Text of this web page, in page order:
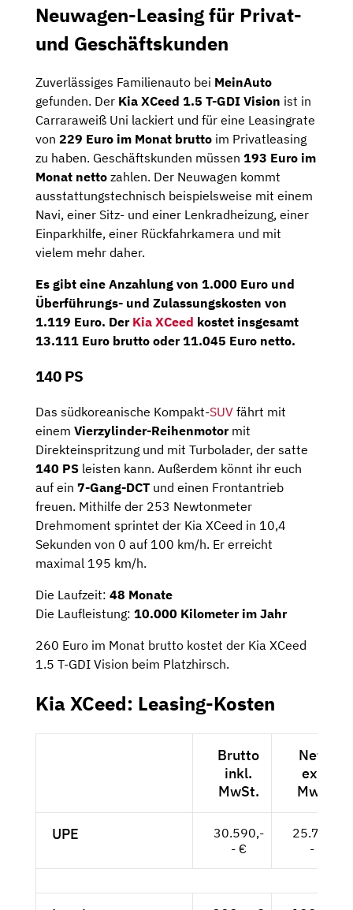
Neuwagen-Leasing für Privat-
und Geschäftskunden
Zuverlässiges Familienauto bei MeinAuto
gefunden. Der Kia XCeed 1.5 T-GDI Vision ist in
Carraraweiß Uni lackiert und für eine Leasingrate
von 229 Euro im Monat brutto im Privatleasing
zu haben. Geschäftskunden müssen 193 Euro im
Monat netto zahlen. Der Neuwagen kommt
ausstattungstechnisch beispielsweise mit einem
Navi, einer Sitz- und einer Lenkradheizung, einer
Einparkhilfe, einer Rückfahrkamera und mit
vielem mehr daher.
Es gibt eine Anzahlung von 1.000 Euro und
Überführungs- und Zulassungskosten von
1.119 Euro. Der Kia XCeed kostet insgesamt
13.111 Euro brutto oder11.045 Euro netto.
140 PS
Das südkoreanische Kompakt-SUV fährt mit
einem Vierzylinder-Reihenmotormit
Direkteinspritzung und mit Turbolader, der satte
140 PS leisten kann. Außerdem könnt ihr euch
auf ein 7-Gang-DCT und einen Frontantrieb
freuen. Mithilfe der 253 Newtonmeter
Drehmoment sprintet der Kia XCeed in 10,4
Sekunden von 0 auf 100 km/h. Er erreicht
maximal 195 km/h.
Die Laufzeit: 48 Monate
Die Laufleistung: 10.000 Kilometer im Jahr
260 Euro im Monat brutto kostet der Kia XCeed
1.5 T-GDI Vision beim Platzhirsch.
Kia XCeed: Leasing-Kosten
Brutto
inkl.
MwSt.
Netto
exkl.
MwSt.
UPE
30.590,-
- €
25.706,-
- €